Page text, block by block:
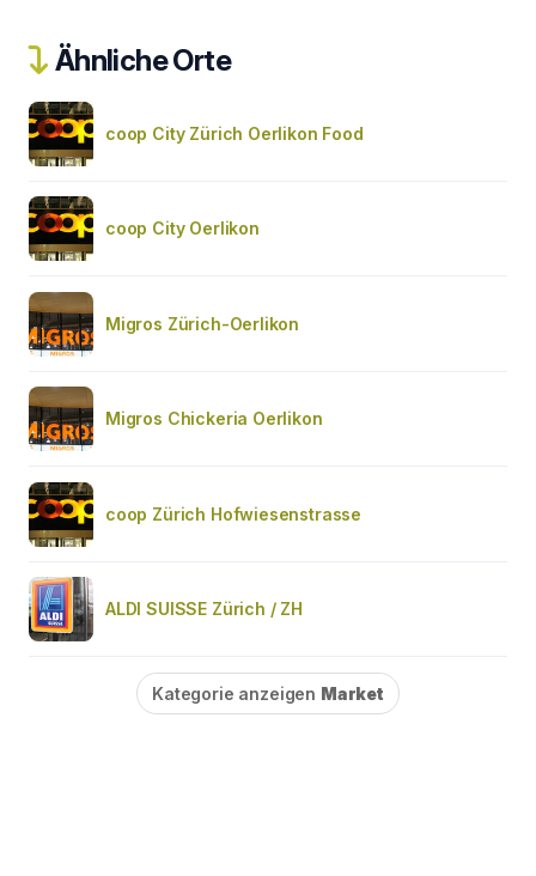
Ähnliche Orte
coop City Zürich Oerlikon Food
coop City Oerlikon
Migros Zürich-Oerlikon
Migros Chickeria Oerlikon
coop Zürich Hofwiesenstrasse
ALDI SUISSE Zürich / ZH
Kategorie anzeigen Market